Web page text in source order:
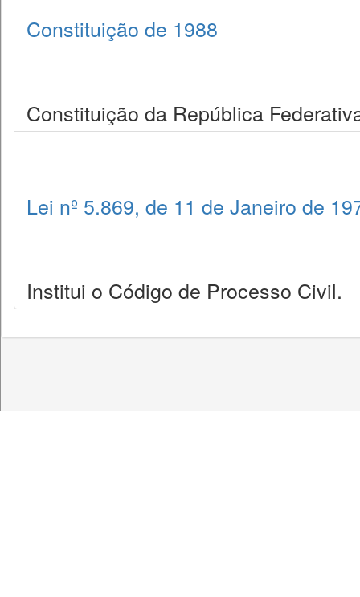
Constituição de 1988
Constituição da República
Lei nº 5.869, de 11 de Janeiro de
Institui o Código de Processo Civil.